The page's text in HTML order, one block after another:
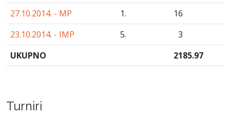
27.10.2014. - MP
1.
16
23.10.2014. - IMP
5.
3
UKUPNO
2185.97
Turniri